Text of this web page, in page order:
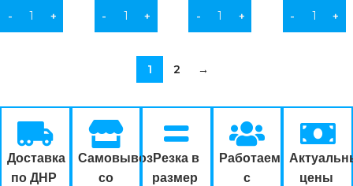
В КОРЗИНУ В КОРЗИНУ В КОРЗИНУ В КОРЗИНУ
1 2 →
Доставка
по ДНР
Самовывоз
со
Резка в
размер
Работаем
с
цены